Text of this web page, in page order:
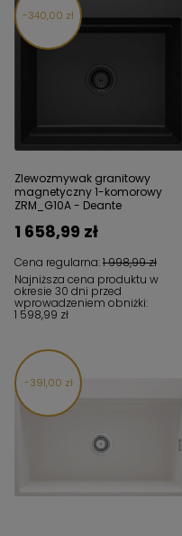
340,00 zł
Zlewozmywak granitowy
magnetyczny 1-komorowy
ZRM_G10A - Deante
Cena regularna:1 998,99 zł
1 658,99 zł
Najniższa cena produktu w
okresie 30 dni przed
wprowadzeniem obniżki:
1 598,99 zł
391,00 zł